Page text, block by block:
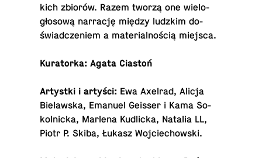
kich zbiorów. Razem tworzą one wie­lo­
gło­so­wą nar­ra­cję między ludzkim do­
świad­cze­niem a ma­te­rial­no­ścią miejsca.
Ku­ra­tor­ka: Agata Ciastoń
Ar­tyst­ki i artyści: Ewa Axelrad, Alicja
Bie­law­ska, Emanuel Geisser i Kama So­
kol­nic­ka, Marlena Ku­dlic­ka, Natalia LL,
Piotr P. Skiba, Łukasz Wojciechowski.